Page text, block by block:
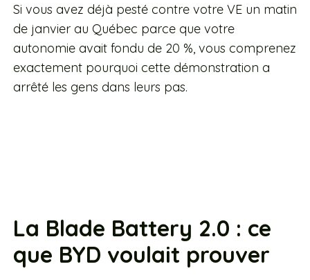
Si vous avez déjà pesté contre votre VE un matin
de janvier au Québec parce que votre
autonomie avait fondu de 20 %, vous comprenez
exactement pourquoi cette démonstration a
arrêté les gens dans leurs pas.
La Blade Battery 2.0 : ce
que BYD voulait prouver